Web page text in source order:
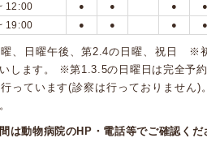
12:00
● ● ● ●
19:00 ● ● ● ●
、日曜午後、第2.4の日曜、祝日 ※
します。 ※第1.3.5の日曜日は完全予
っています(診察は行っておりません)
は動物病院のHP・電話等でご確認くだ